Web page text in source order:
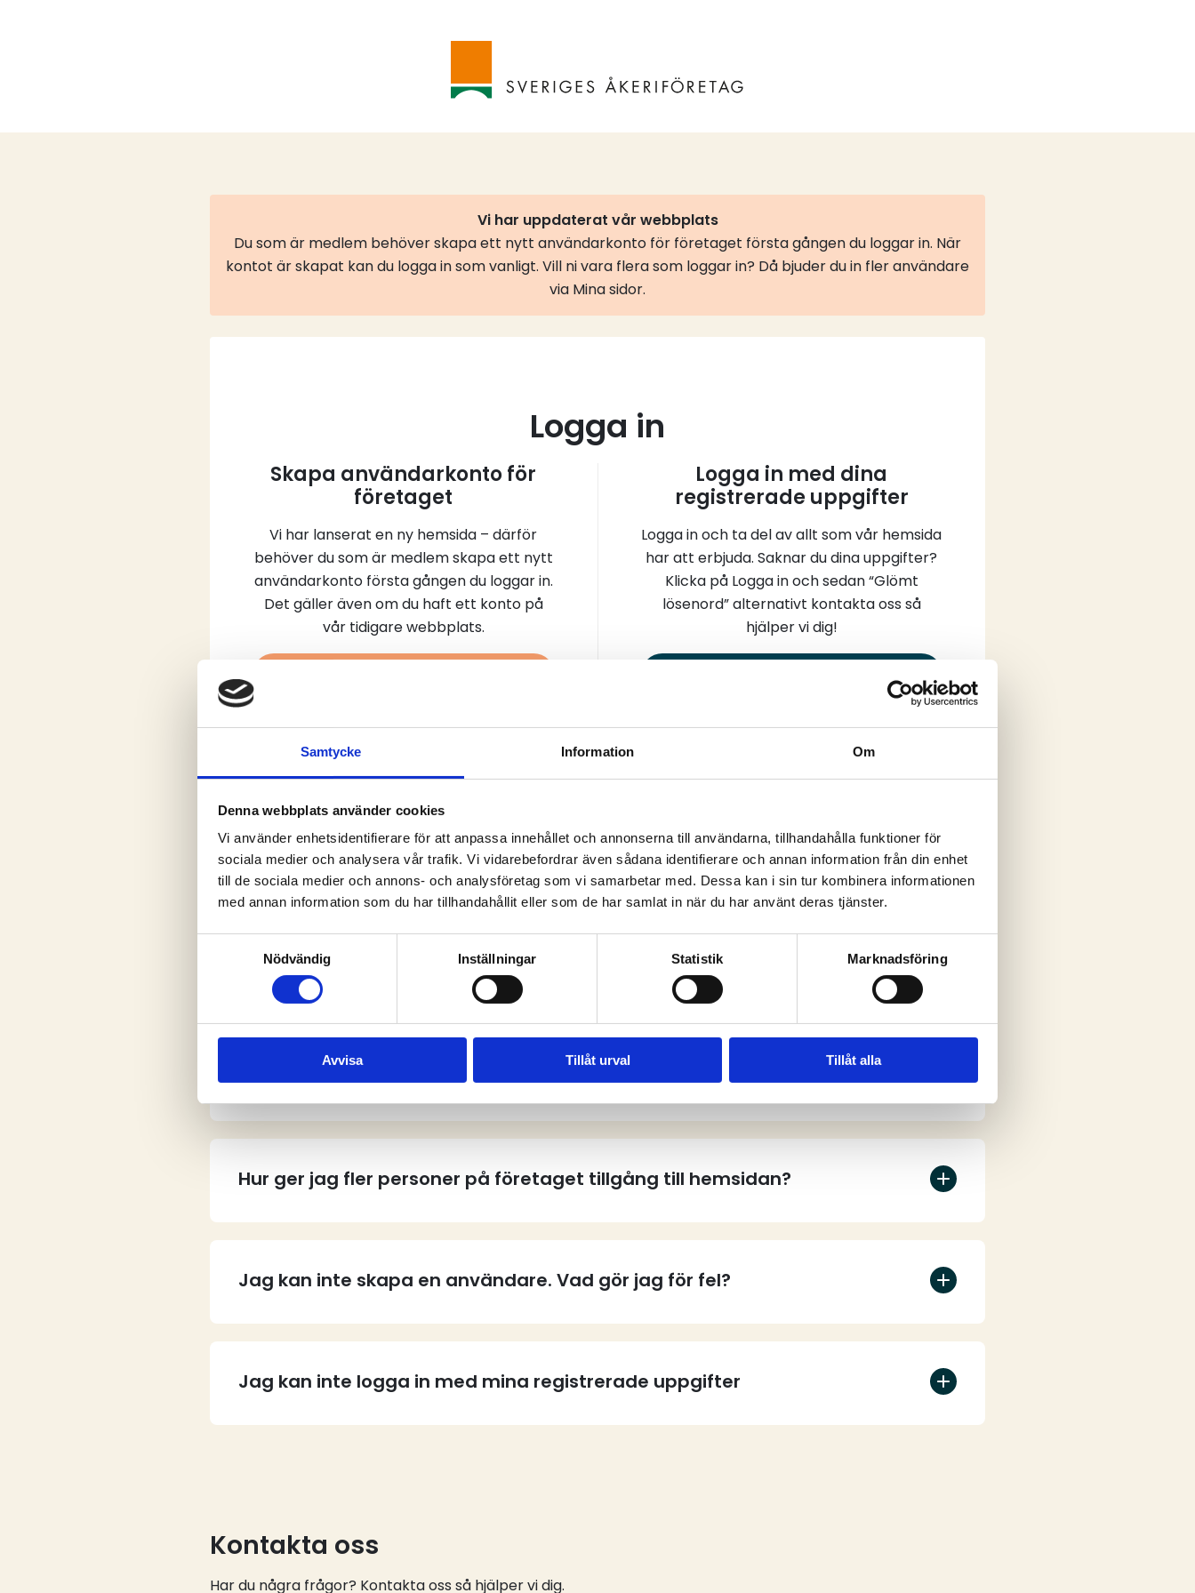
Samtycke Information Om
Denna webbplats använder cookies
Vi använder enhetsidentifierare för att anpassa innehållet och annonserna till användarna, tillhandahålla funktioner för
sociala medier och analysera vår trafik. Vi vidarebefordrar även sådana identifierare och annan information från din enhet
till de sociala medier och annons- och analysföretag som vi samarbetar med. Dessa kan i sin tur kombinera informationen
med annan information som du har tillhandahållit eller som de har samlat in när du har använt deras tjänster.
Nödvändig
Inställningar Statistik Marknadsföring
Avvisa Tillåt urval Tillåt alla
Vi har uppdaterat vår webbplats
Du som är medlem behöver skapa ett nytt användarkonto för företaget första gången du loggar in. När
kontot är skapat kan du logga in som vanligt. Vill ni vara flera som loggar in? Då bjuder du in fler användare
via Mina sidor.
Logga in
Skapa användarkonto för
företaget
Vi har lanserat en ny hemsida – därför
behöver du som är medlem skapa ett nytt
användarkonto första gången du loggar in.
Det gäller även om du haft ett konto på
vår tidigare webbplats.
Logga in med dina
registrerade uppgifter
Logga in och ta del av allt som vår hemsida
har att erbjuda. Saknar du dina uppgifter?
Klicka på Logga in och sedan “Glömt
lösenord” alternativt kontakta oss så
hjälper vi dig!
Vanliga frågor och svar
Vem kan skapa ett användarkonto på hemsidan?
Hur skapar jag ett användarkonto?
Hur ger jag fler personer på företaget tillgång till hemsidan?
Jag kan inte skapa en användare. Vad gör jag för fel?
Jag kan inte logga in med mina registrerade uppgifter
Kontakta oss
Har du några frågor? Kontakta oss så hjälper vi dig.